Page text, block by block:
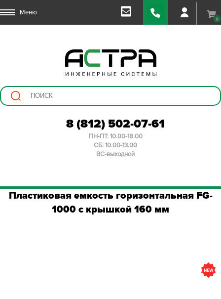
Меню
0
8 (812) 502-07-61
ПН-ПТ: 10.00-18.00
СБ: 10.00-13.00
ВС-выходной
Пластиковая емкость горизонтальная FG-
1000 с крышкой 160 мм